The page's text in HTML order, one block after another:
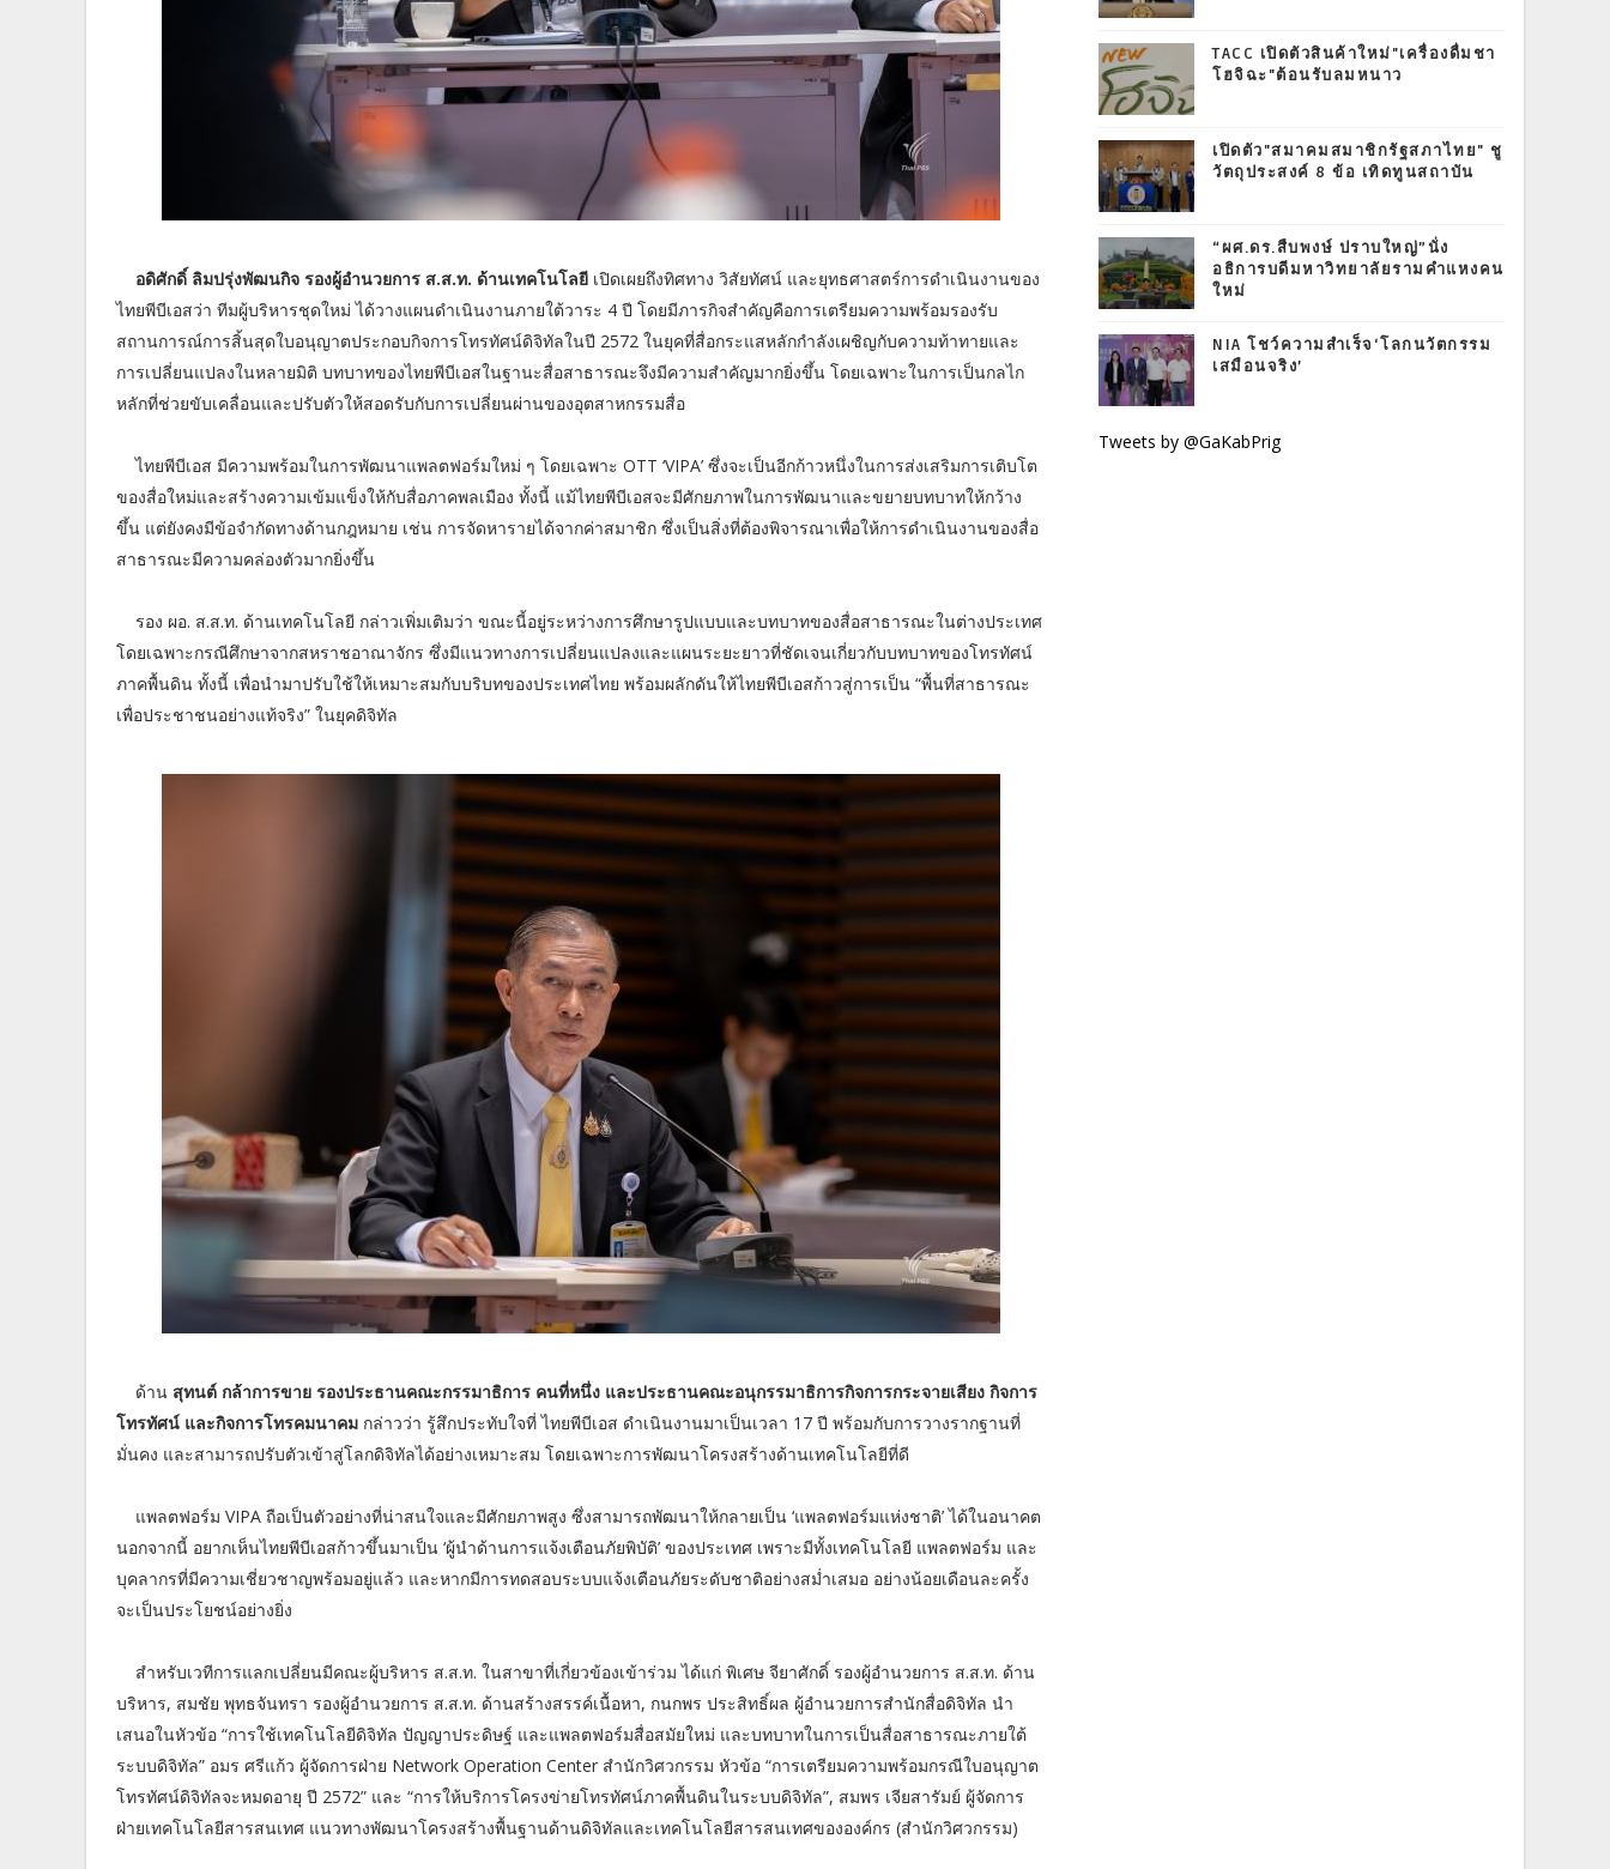
อดิศักดิ์ ลิมปรุ่งพัฒนกิจ รองผู้อำนวยการ ส.ส.ท. ด้านเทคโนโลยี เปิดเผยถึงทิศทาง วิสัยทัศน์ และยุทธศาสตร์การดำเนินงานของ
ไทยพีบีเอสว่า ทีมผู้บริหารชุดใหม่ ได้วางแผนดำเนินงานภายใต้วาระ 4 ปี โดยมีภารกิจสำคัญคือการเตรียมความพร้อมรองรับ
สถานการณ์การสิ้นสุดใบอนุญาตประกอบกิจการโทรทัศน์ดิจิทัลในปี 2572 ในยุคที่สื่อกระแสหลักกำลังเผชิญกับความท้าทายและ
การเปลี่ยนแปลงในหลายมิติ บทบาทของไทยพีบีเอสในฐานะสื่อสาธารณะจึงมีความสำคัญมากยิ่งขึ้น โดยเฉพาะในการเป็นกลไก
หลักที่ช่วยขับเคลื่อนและปรับตัวให้สอดรับกับการเปลี่ยนผ่านของอุตสาหกรรมสื่อ
ไทยพีบีเอส มีความพร้อมในการพัฒนาแพลตฟอร์มใหม่ ๆ โดยเฉพาะ OTT ‘VIPA’ ซึ่งจะเป็นอีกก้าวหนึ่งในการส่งเสริมการเติบโต
ของสื่อใหม่และสร้างความเข้มแข็งให้กับสื่อภาคพลเมือง ทั้งนี้ แม้ไทยพีบีเอสจะมีศักยภาพในการพัฒนาและขยายบทบาทให้กว้าง
ขึ้น แต่ยังคงมีข้อจำกัดทางด้านกฎหมาย เช่น การจัดหารายได้จากค่าสมาชิก ซึ่งเป็นสิ่งที่ต้องพิจารณาเพื่อให้การดำเนินงานของสื่อ
สาธารณะมีความคล่องตัวมากยิ่งขึ้น
รอง ผอ. ส.ส.ท. ด้านเทคโนโลยี กล่าวเพิ่มเติมว่า ขณะนี้อยู่ระหว่างการศึกษารูปแบบและบทบาทของสื่อสาธารณะในต่างประเทศ
โดยเฉพาะกรณีศึกษาจากสหราชอาณาจักร ซึ่งมีแนวทางการเปลี่ยนแปลงและแผนระยะยาวที่ชัดเจนเกี่ยวกับบทบาทของโทรทัศน์
ภาคพื้นดิน ทั้งนี้ เพื่อนำมาปรับใช้ให้เหมาะสมกับบริบทของประเทศไทย พร้อมผลักดันให้ไทยพีบีเอสก้าวสู่การเป็น “พื้นที่สาธารณะ
เพื่อประชาชนอย่างแท้จริง” ในยุคดิจิทัล
ด้าน สุทนต์ กล้าการขาย รองประธานคณะกรรมาธิการ คนที่หนึ่ง และประธานคณะอนุกรรมาธิการกิจการกระจายเสียง กิจการ
โทรทัศน์ และกิจการโทรคมนาคม กล่าวว่า รู้สึกประทับใจที่ ไทยพีบีเอส ดำเนินงานมาเป็นเวลา 17 ปี พร้อมกับการวางรากฐานที่
มั่นคง และสามารถปรับตัวเข้าสู่โลกดิจิทัลได้อย่างเหมาะสม โดยเฉพาะการพัฒนาโครงสร้างด้านเทคโนโลยีที่ดี
แพลตฟอร์ม VIPA ถือเป็นตัวอย่างที่น่าสนใจและมีศักยภาพสูง ซึ่งสามารถพัฒนาให้กลายเป็น ‘แพลตฟอร์มแห่งชาติ’ ได้ในอนาคต
นอกจากนี้ อยากเห็นไทยพีบีเอสก้าวขึ้นมาเป็น ‘ผู้นำด้านการแจ้งเตือนภัยพิบัติ’ ของประเทศ เพราะมีทั้งเทคโนโลยี แพลตฟอร์ม และ
บุคลากรที่มีความเชี่ยวชาญพร้อมอยู่แล้ว และหากมีการทดสอบระบบแจ้งเตือนภัยระดับชาติอย่างสม่ำเสมอ อย่างน้อยเดือนละครั้ง
จะเป็นประโยชน์อย่างยิ่ง
สำหรับเวทีการแลกเปลี่ยนมีคณะผู้บริหาร ส.ส.ท. ในสาขาที่เกี่ยวข้องเข้าร่วม ได้แก่ พิเศษ จียาศักดิ์ รองผู้อำนวยการ ส.ส.ท. ด้าน
บริหาร, สมชัย พุทธจันทรา รองผู้อำนวยการ ส.ส.ท. ด้านสร้างสรรค์เนื้อหา, กนกพร ประสิทธิ์ผล ผู้อำนวยการสำนักสื่อดิจิทัล นำ
เสนอในหัวข้อ “การใช้เทคโนโลยีดิจิทัล ปัญญาประดิษฐ์ และแพลตฟอร์มสื่อสมัยใหม่ และบทบาทในการเป็นสื่อสาธารณะภายใต้
ระบบดิจิทัล” อมร ศรีแก้ว ผู้จัดการฝ่าย Network Operation Center สำนักวิศวกรรม หัวข้อ “การเตรียมความพร้อมกรณีใบอนุญาต
โทรทัศน์ดิจิทัลจะหมดอายุ ปี 2572” และ “การให้บริการโครงข่ายโทรทัศน์ภาคพื้นดินในระบบดิจิทัล”, สมพร เจียสารัมย์ ผู้จัดการ
ฝ่ายเทคโนโลยีสารสนเทศ แนวทางพัฒนาโครงสร้างพื้นฐานด้านดิจิทัลและเทคโนโลยีสารสนเทศขององค์กร (สำนักวิศวกรรม)
TACC เปิดตัวสินค้าใหม่"เครื่องดื่มชา
โฮจิฉะ"ต้อนรับลมหนาว
เปิดตัว"สมาคมสมาชิกรัฐสภาไทย" ชู
วัตถุประสงค์ 8 ข้อ เทิดทูนสถาบัน
“ผศ.ดร.สืบพงษ์ ปราบใหญ่”นั่ง
อธิการบดีมหาวิทยาลัยรามคำแหงคน
ใหม่
NIA โชว์ความสำเร็จ‘โลกนวัตกรรม
เสมือนจริง’
Tweets by @GaKabPrig